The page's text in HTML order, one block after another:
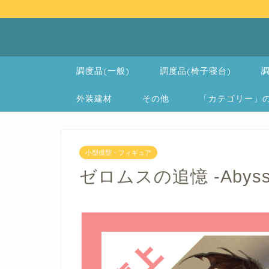
調度品(一般) 調度品(椅子寝台)
外装建材 その他 「カテゴリー
小型模型・フィギュア
ゼロムスの追憶 -